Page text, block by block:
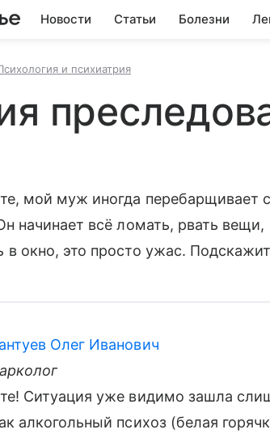
Новости Статьи Болезни
и психиатрия
мой муж иногда перебарщивает
начинает всё ломать, рвать
в окно, это просто ужас.
Олег Иванович
Ситуация уже видимо зашла
алкогольный психоз (белая